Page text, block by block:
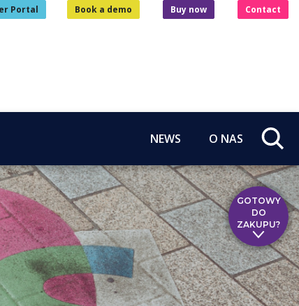
Portal Book a demo Buy now Contact
NEWS O NAS
GOTOWY
DO
ZAKUPU?